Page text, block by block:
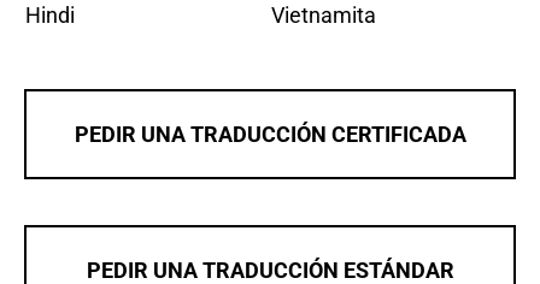
Hindi
Vietnamita
PEDIR UNA TRADUCCIÓN CERTIFICADA
PEDIR UNA TRADUCCIÓN ESTÁNDAR